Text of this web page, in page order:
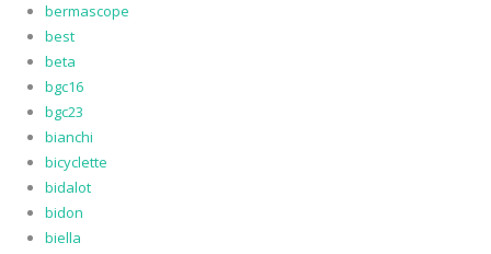
bermascope
best
beta
bgc16
bgc23
bianchi
bicyclette
bidalot
bidon
biella